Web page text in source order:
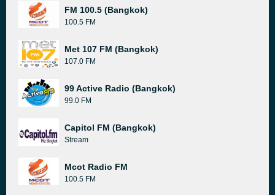
FM 100.5 (Bangkok)
100.5 FM
Met 107 FM (Bangkok)
107.0 FM
99 Active Radio (Bangkok)
99.0 FM
Capitol FM (Bangkok)
Stream
Mcot Radio FM
100.5 FM